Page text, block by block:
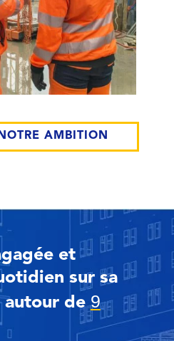
AMBITION
et
sur sa
autour de9